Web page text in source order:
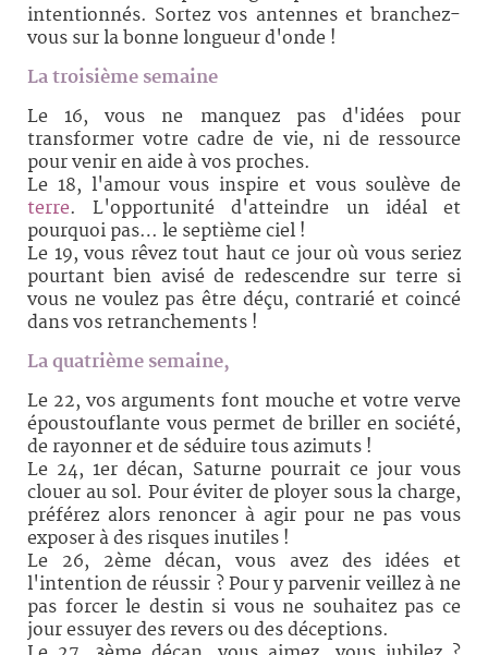
intentionnés. Sortez vos antennes et branchez-
vous sur la bonne longueur d'onde !
La troisième semaine
Le 16, vous ne manquez pas d'idées pour
transformer votre cadre de vie, ni de ressource
pour venir en aide à vos proches.
Le 18, l'amour vous inspire et vous soulève de
terre. L'opportunité d'atteindre un idéal et
pourquoi pas… le septième ciel !
Le 19, vous rêvez tout haut ce jour où vous seriez
pourtant bien avisé de redescendre sur terre si
vous ne voulez pas être déçu, contrarié et coincé
dans vos retranchements !
La quatrième semaine,
Le 22, vos arguments font mouche et votre verve
époustouflante vous permet de briller en société,
de rayonner et de séduire tous azimuts !
Le 24, 1er décan, Saturne pourrait ce jour vous
clouer au sol. Pour éviter de ployer sous la charge,
préférez alors renoncer à agir pour ne pas vous
exposer à des risques inutiles !
Le 26, 2ème décan, vous avez des idées et
l'intention de réussir ? Pour y parvenir veillez à ne
pas forcer le destin si vous ne souhaitez pas ce
jour essuyer des revers ou des déceptions.